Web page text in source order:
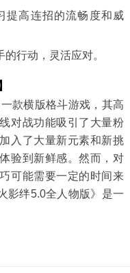
提高连招的流畅度和威
行动，灵活应对。
款横版格斗游戏，其高
对战功能吸引了大量粉
入了大量新元素和新挑
验到新鲜感。然而，对
可能需要一定的时间来
影绊5.0全人物版》是一